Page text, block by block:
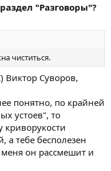
"Разговоры"?
чиститься.
Виктор Суворов,
понятно, по крайней
устоев", то
криворукости
а тебе бесполезен
он рассмешит и